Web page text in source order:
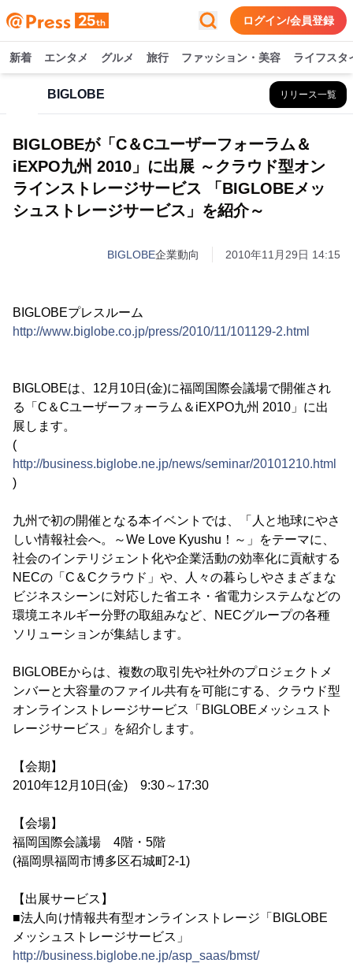
ログイン/会員登録
新着 エンタメ グルメ 旅行 ファッション・美容 ライフスタ
BIGLOBE リリース一覧
BIGLOBEが「C＆Cユーザーフォーラム＆
iEXPO九州 2010」に出展 ～クラウド型オン
ラインストレージサービス 「BIGLOBEメッ
シュストレージサービス」を紹介～
BIGLOBE企業動向 2010年11月29日 14:15
BIGLOBEプレスルーム
http://www.biglobe.co.jp/press/2010/11/101129-2.html
BIGLOBEは、12月10日(金)に福岡国際会議場で開催され
る「C＆Cユーザーフォーラム＆iEXPO九州 2010」に出
展します。
(
http://business.biglobe.ne.jp/news/seminar/20101210.html
)
九州で初の開催となる本イベントでは、「人と地球にやさ
しい情報社会へ。～We Love Kyushu！～」をテーマに、
社会のインテリジェント化や企業活動の効率化に貢献する
NECの「C＆Cクラウド」や、人々の暮らしやさまざまな
ビジネスシーンに対応した省エネ・省電力システムなどの
環境エネルギー分野の取組みなど、NECグループの各種
ソリューションが集結します。
BIGLOBEからは、複数の取引先や社外のプロジェクトメ
ンバーと大容量のファイル共有を可能にする、クラウド型
オンラインストレージサービス「BIGLOBEメッシュスト
レージサービス」を紹介します。
【会期】
2010年12月10日(金) 9:30～17:30
【会場】
福岡国際会議場 4階・5階
(福岡県福岡市博多区石城町2-1)
【出展サービス】
■法人向け情報共有型オンラインストレージ「BIGLOBE
メッシュストレージサービス」
http://business.biglobe.ne.jp/asp_saas/bmst/